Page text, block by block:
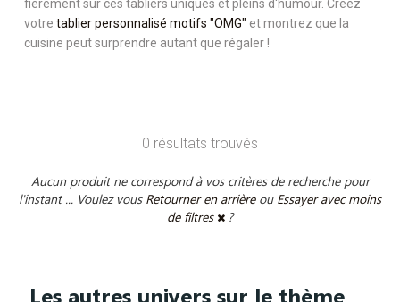
fièrement sur ces tabliers uniques et pleins d'humour. Créez
votre tablier personnalisé motifs "OMG" et montrez que la
cuisine peut surprendre autant que régaler !
0 résultats trouvés
Aucun produit ne correspond à vos critères de recherche pour
l'instant ... Voulez vous Retourner en arrière ou Essayer avec moins
de filtres
?
Les autres univers sur le thème